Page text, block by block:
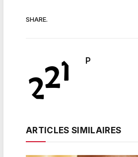
SHARE.
P
ARTICLES SIMILAIRES